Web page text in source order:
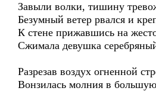
Завыли волки, тишину
Безумный ветер рвался и
К стене прижавшись на
Сжимала девушка
Разрезав воздух огненной
Вонзилась молния в